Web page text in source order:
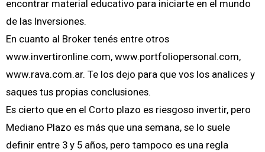
encontrar material educativo para iniciarte en el mundo
de las Inversiones.
En cuanto al Broker tenés entre otros
www.invertironline.com, www.portfoliopersonal.com,
www.rava.com.ar. Te los dejo para que vos los analices y
saques tus propias conclusiones.
Es cierto que en el Corto plazo es riesgoso invertir, pero
Mediano Plazo es más que una semana, se lo suele
definir entre 3 y 5 años, pero tampoco es una regla